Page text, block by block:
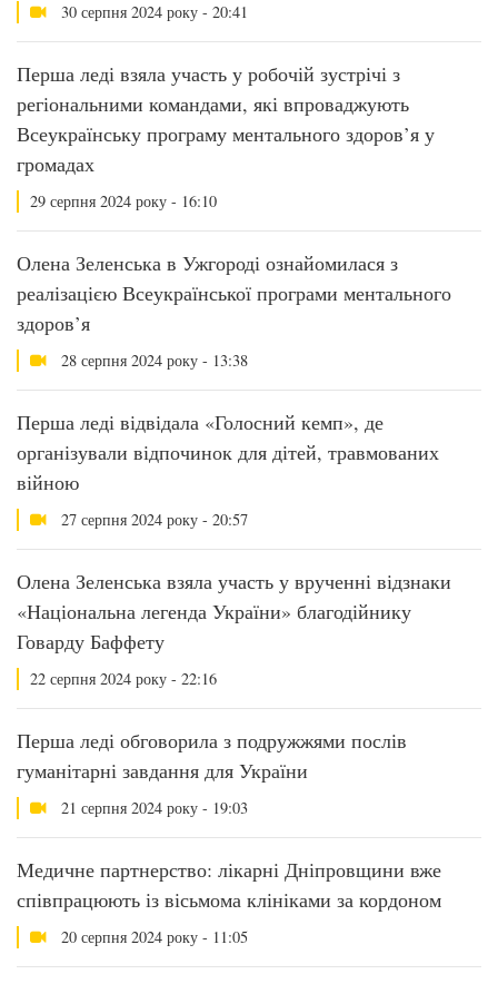
30 серпня 2024 року - 20:41
Перша леді взяла участь у робочій зустрічі з
регіональними командами, які впроваджують
Всеукраїнську програму ментального здоров’я у
громадах
29 серпня 2024 року - 16:10
Олена Зеленська в Ужгороді ознайомилася з
реалізацією Всеукраїнської програми ментального
здоров’я
28 серпня 2024 року - 13:38
Перша леді відвідала «Голосний кемп», де
організували відпочинок для дітей, травмованих
війною
27 серпня 2024 року - 20:57
Олена Зеленська взяла участь у врученні відзнаки
«Національна легенда України» благодійнику
Говарду Баффету
22 серпня 2024 року - 22:16
Перша леді обговорила з подружжями послів
гуманітарні завдання для України
21 серпня 2024 року - 19:03
Медичне партнерство: лікарні Дніпровщини вже
співпрацюють із вісьмома клініками за кордоном
20 серпня 2024 року - 11:05